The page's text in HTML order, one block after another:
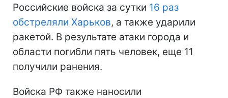
Российские войска за сутки 16 раз
обстреляли Харьков, а также ударили
ракетой. В результате атаки города и
области погибли пять человек, еще 11
получили ранения.
Войска РФ также наносили